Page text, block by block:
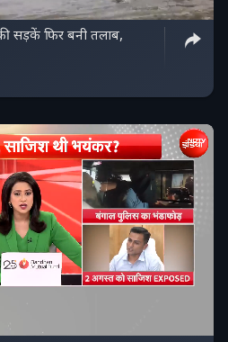
सड़कें फिर बनी तलाब,